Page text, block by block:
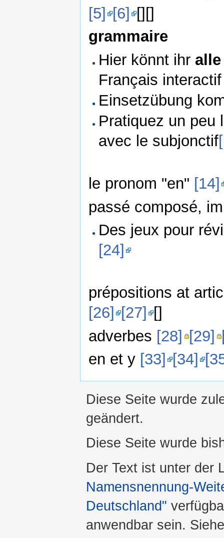
[5]
[6]
[][]
grammaire
Hier könnt ihr
Français
Einsetzübung
Pratiquez un
avec le subjonctif
le pronom "en" [14]
passé composé,
Des jeux pour
[24]
prépositions at
[26]
[27]
[]
adverbes [28] [29]
en et y [33] [34]
Diese Seite wurde
geändert.
Diese Seite wurde
Der Text ist unter der
Namensnennung-
Deutschland"
anwendbar sein.